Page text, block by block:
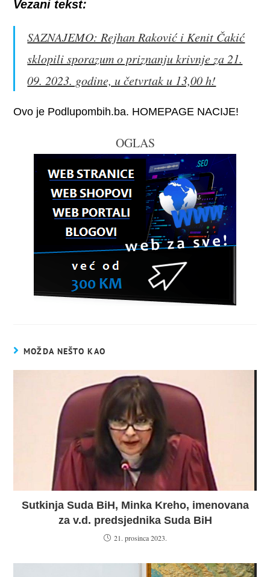
Vezani tekst:
SAZNAJEMO: Rejhan Raković i Kenit Čakić
sklopili sporazum o priznanju krivnje za 21.
09. 2023. godine, u četvrtak u 13,00 h!
Ovo je Podlupombih.ba. HOMEPAGE NACIJE!
OGLAS
MOŽDA NEŠTO KAO
Sutkinja Suda BiH, Minka Kreho, imenovana
za v.d. predsjednika Suda BiH
21. prosinca 2023.